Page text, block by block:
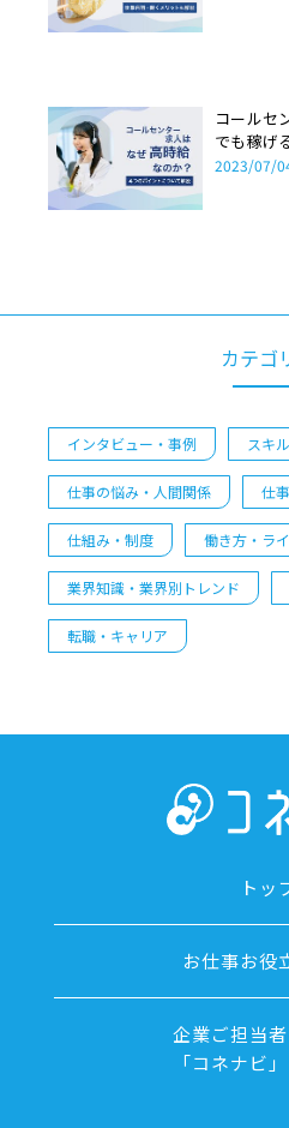
コールセ
でも稼げ
2023/07/
カテゴ
インタビュー・事例 スキ
仕事の悩み・人間関係 仕
仕組み・制度 働き方・ラ
業界知識・業界別トレンド
転職・キャリア
トッ
お仕事お役
企業ご担当
「コネナビ